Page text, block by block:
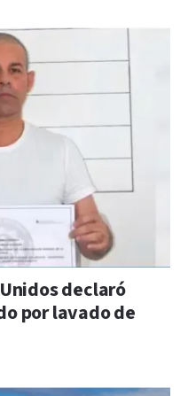
declaró
por lavado de